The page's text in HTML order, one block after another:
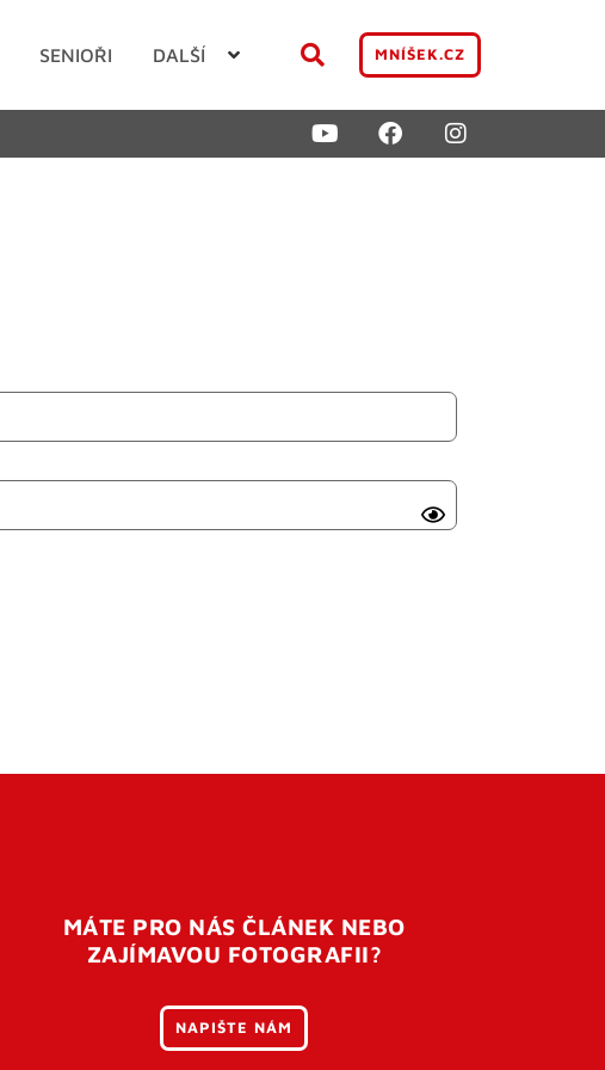
SENIOŘI DALŠÍ MNÍŠEK.CZ
MÁTE PRO NÁS ČLÁNEK NEBO
ZAJÍMAVOU FOTOGRAFII?
NAPIŠTE NÁM